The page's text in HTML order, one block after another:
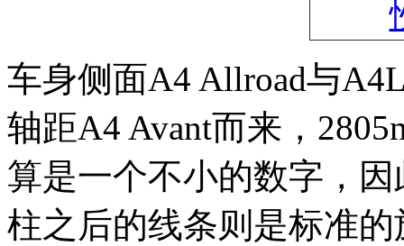
车身侧面A4 Allroad与
轴距A4 Avant而来，
算是一个不小的数字，
柱之后的线条则是标准